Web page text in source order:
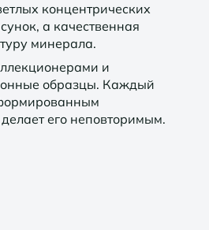
концентрических
а качественная
минерала.
и
образцы. Каждый
его неповторимым.